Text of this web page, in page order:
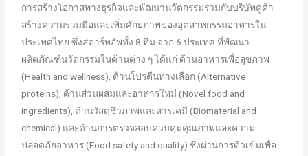
การสร้างโอกาสทางธุรกิจและพัฒนานวัตกรรมร่วมกับบริษัทคู่ค้า
สร้างความร่วมมือและเพิ่มศักยภาพของอุตสาหกรรมอาหารใน
ประเทศไทย ซึ่งสตาร์ทอัพทั้ง 8 ทีม จาก 6 ประเทศ ที่พัฒนา
ผลิตภัณฑ์นวัตกรรมในด้านต่าง ๆ ได้แก่ ด้านอาหารเพื่อสุขภาพ
(Health and wellness), ด้านโปรตีนทางเลือก (Alternative
proteins), ด้านส่วนผสมและอาหารใหม่ (Novel food and
ingredients), ด้านวัสดุชีวภาพและสารเคมี (Biomaterial and
chemical) และด้านการตรวจสอบควบคุมคุณภาพและความ
ปลอดภัยอาหาร (Food safety and quality) ซึ่งผ่านการติวเข้มเพื่อ